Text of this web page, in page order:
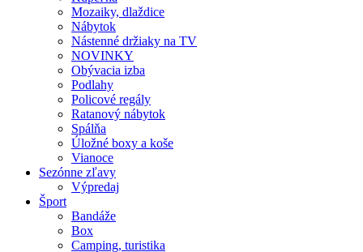
Mozaiky, dlaždice
Nábytok
Nástenné držiaky na TV
NOVINKY
Obývacia izba
Podlahy
Policové regály
Ratanový nábytok
Spálňa
Úložné boxy a koše
Vianoce
Sezónne zľavy
Výpredaj
Šport
Bandáže
Box
Camping, turistika